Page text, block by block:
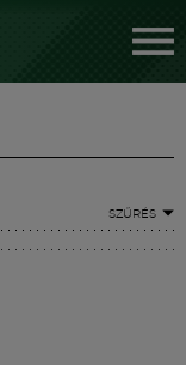
SZŰRÉS